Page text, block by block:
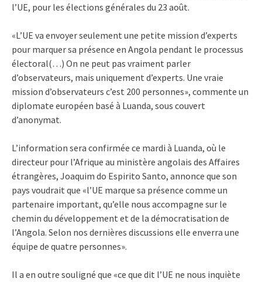
l’UE, pour les élections générales du 23 août.
«L’UE va envoyer seulement une petite mission d’experts
pour marquer sa présence en Angola pendant le processus
électoral(…) On ne peut pas vraiment parler
d’observateurs, mais uniquement d’experts. Une vraie
mission d’observateurs c’est 200 personnes», commente un
diplomate européen basé à Luanda, sous couvert
d’anonymat.
L’information sera confirmée ce mardi à Luanda, où le
directeur pour l’Afrique au ministère angolais des Affaires
étrangères, Joaquim do Espirito Santo, annonce que son
pays voudrait que «l’UE marque sa présence comme un
partenaire important, qu’elle nous accompagne sur le
chemin du développement et de la démocratisation de
l’Angola. Selon nos dernières discussions elle enverra une
équipe de quatre personnes».
Il a en outre souligné que «ce que dit l’UE ne nous inquiète